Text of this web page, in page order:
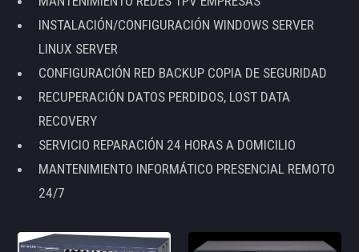
INSTALACIÓN/CONFIGURACIÓN WINDOWS SERVER
LINUX SERVER
CONFIGURACIÓN RED BACKUP COPIA DE SEGURIDAD
RECUPERACIÓN DATOS PERDIDOS, LOST DATA
RECOVERY
SERVICIO REPARACIÓN 24 HORAS A DOMICILIO
MANTENIMIENTO INFORMÁTICO PRESENCIAL REMOTO
24/7